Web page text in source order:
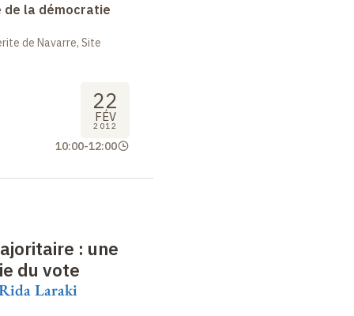
de la démocratie
de Navarre, Site
22
FÉV
2012
10:00-12:00
: une
du vote
Laraki